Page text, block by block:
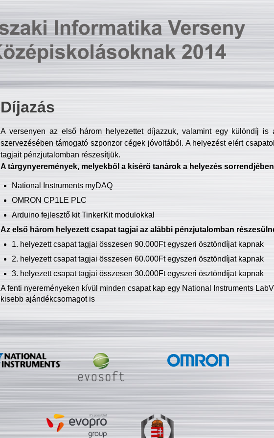
Díjazás
A versenyen az első három helyezettet díjazzuk, valamint egy különdíj
szervezésében támogató szponzor cégek jóvoltából. A helyezést elért
tagjait pénzjutalomban részesítjük.
A tárgynyeremények, melyekből a kísérő tanárok a helyezés
National Instruments myDAQ
OMRON CP1LE PLC
Arduino fejlesztő kit TinkerKit modulokkal
Az első három helyezett csapat tagjai az alábbi pénzjutalomban
1. helyezett csapat tagjai összesen 90.000Ft egyszeri ösztöndíjat kapnak
2. helyezett csapat tagjai összesen 60.000Ft egyszeri ösztöndíjat kapnak
3. helyezett csapat tagjai összesen 30.000Ft egyszeri ösztöndíjat kapnak
A fenti nyereményeken kívül minden csapat kap egy National Instruments
kisebb ajándékcsomagot is